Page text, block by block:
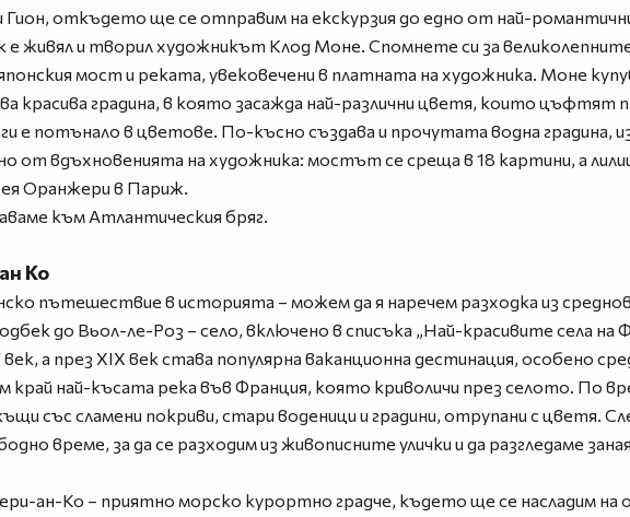
откъдето ще се отправим на екскурзия до едно от най-
живял и творил художникът Клод Моне. Спомнете си за великолепните
мост и реката, увековечени в платната на художника. Моне
красива градина, в която засажда най-различни цветя, които цъфтят
е потънало в цветове. По-късно създава и прочутата водна градина,
от вдъхновенията на художника: мостът се среща в 18 картини, а
Оранжери в Париж.
към Атлантическия бряг.
Ко
пътешествие в историята – можем да я наречем разходка из
до Вьол-ле-Роз – село, включено в списъка „Най-красивите села на
а през XIX век става популярна ваканционна дестинация, особено
най-късата река във Франция, която криволичи през селото. По
със сламени покриви, стари воденици и градини, отрупани с цветя.
време, за да се разходим из живописните улички и да разгледаме
ан-Ко – приятно морско курортно градче, където ще се насладим на